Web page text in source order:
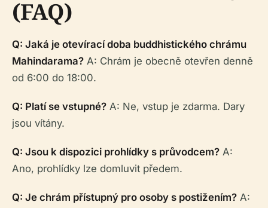
(FAQ)
Q: Jaká je otevírací doba buddhistického chrámu
Mahindarama? A: Chrám je obecně otevřen denně
od 6:00 do 18:00.
Q: Platí se vstupné? A: Ne, vstup je zdarma. Dary
jsou vítány.
Q: Jsou k dispozici prohlídky s průvodcem? A:
Ano, prohlídky lze domluvit předem.
Q: Je chrám přístupný pro osoby s postižením? A: